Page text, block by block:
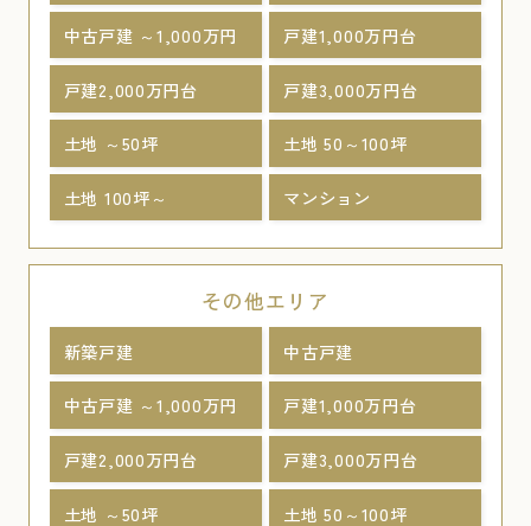
中古戸建 ～1,000万円 戸建1,000万円台
戸建2,000万円台 戸建3,000万円台
土地 ～50坪 土地 50～100坪
土地 100坪～ マンション
その他エリア
新築戸建 中古戸建
中古戸建 ～1,000万円 戸建1,000万円台
戸建2,000万円台 戸建3,000万円台
土地 ～50坪 土地 50～100坪